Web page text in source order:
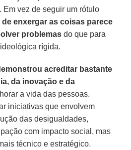
vez de seguir um rótulo
enxergar as coisas parece
problemasdo que para
rígida.
acreditar bastante
da inovação e da
a vida das pessoas.
iniciativas que envolvem
das desigualdades,
com impacto social, mas
técnico e estratégico.